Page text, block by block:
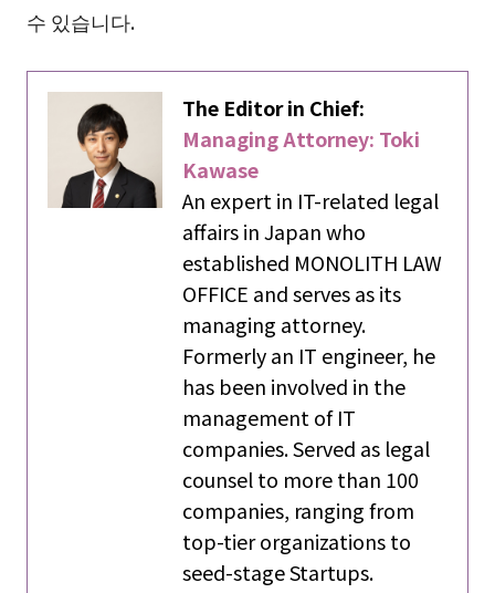
수 있습니다.
The Editor in Chief:
Managing Attorney: Toki
Kawase
An expert in IT-related legal
affairs in Japan who
established MONOLITH LAW
OFFICE and serves as its
managing attorney.
Formerly an IT engineer, he
has been involved in the
management of IT
companies. Served as legal
counsel to more than 100
companies, ranging from
top-tier organizations to
seed-stage Startups.